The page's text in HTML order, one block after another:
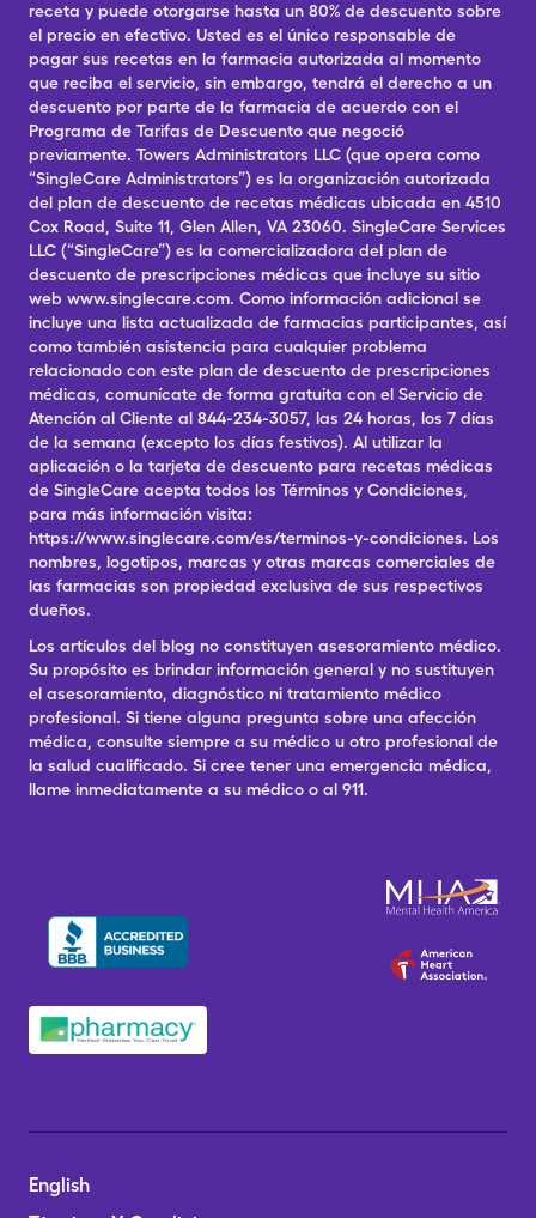
receta y puede otorgarse hasta un 80% de descuento sobre
el precio en efectivo. Usted es el único responsable de
pagar sus recetas en la farmacia autorizada al momento
que reciba el servicio, sin embargo, tendrá el derecho a un
descuento por parte de la farmacia de acuerdo con el
Programa de Tarifas de Descuento que negoció
previamente. Towers Administrators LLC (que opera como
“SingleCare Administrators”) es la organización autorizada
del plan de descuento de recetas médicas ubicada en 4510
Cox Road, Suite 11, Glen Allen, VA 23060. SingleCare Services
LLC (“SingleCare”) es la comercializadora del plan de
descuento de prescripciones médicas que incluye su sitio
web www.singlecare.com. Como información adicional se
incluye una lista actualizada de farmacias participantes, así
como también asistencia para cualquier problema
relacionado con este plan de descuento de prescripciones
médicas, comunícate de forma gratuita con el Servicio de
Atención al Cliente al 844-234-3057, las 24 horas, los 7 días
de la semana (excepto los días festivos). Al utilizar la
aplicación o la tarjeta de descuento para recetas médicas
de SingleCare acepta todos los Términos y Condiciones,
para más información visita:
https://www.singlecare.com/es/terminos-y-condiciones. Los
nombres, logotipos, marcas y otras marcas comerciales de
las farmacias son propiedad exclusiva de sus respectivos
dueños.
Los artículos del blog no constituyen asesoramiento médico.
Su propósito es brindar información general y no sustituyen
el asesoramiento, diagnóstico ni tratamiento médico
profesional. Si tiene alguna pregunta sobre una afección
médica, consulte siempre a su médico u otro profesional de
la salud cualificado. Si cree tener una emergencia médica,
llame inmediatamente a su médico o al 911.
English